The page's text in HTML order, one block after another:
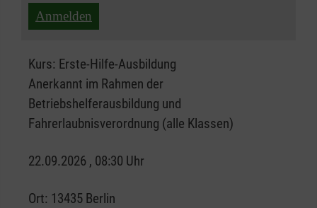
Anmelden
Kurs: Erste-Hilfe-Ausbildung
Anerkannt im Rahmen der
Betriebshelferausbildung und
Fahrerlaubnisverordnung (alle Klassen)
22.09.2026 , 08:30 Uhr
Ort: 13435 Berlin